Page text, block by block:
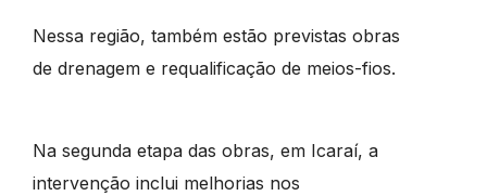
Nessa região, também estão previstas obras
de drenagem e requalificação de meios-fios.
Na segunda etapa das obras, em Icaraí, a
intervenção inclui melhorias nos